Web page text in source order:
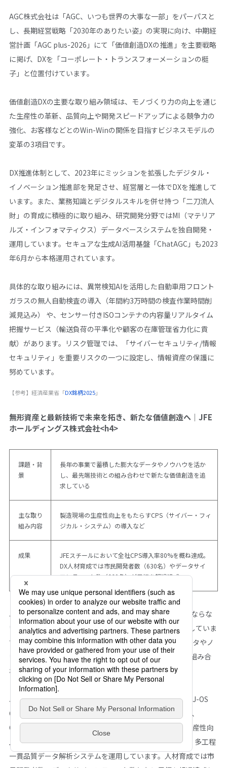
AGC株式会社は「AGC、いつも世界の大事な一部」をパーパスと
し、長期経営戦略「2030年のありたい姿」の実現に向け、中期経
営計画「AGC plus-2026」にて「価値創造DXの推進」を主要戦略
に掲げ、DXを「コーポレート・トランスフォーメーションの梃
子」と位置付けています。
価値創造DXの主要な取り組み領域は、モノづくり力の向上を通じ
た生産性の革新、品質向上や開発スピードアップによる競争力の
強化、お客様などとのWin-Winの関係を目指すビジネスモデルの
変革の3項目です。
DX推進体制として、2023年にミッションを拡張したデジタル・
イノベーション推進部を発足させ、経営層と一体でDXを推進して
います。また、業務知識とデジタルスキルを併せ持つ「二刀流人
財」の育成に積極的に取り組み、研究開発分野ではMI（マテリア
ルズ・インフォマティクス）データベースシステムを独自開発・
運用しています。セキュアな生成AI活用基盤「ChatAGC」も2023
年6月から本格運用されています。
具体的な取り組みには、異常検知AIを活用した自動車用フロント
ガラスの無人自動検査の導入（年間約3万時間の検査作業時間削
減見込み） や、センサー付きISOコンテナの内容量リアルタイム
把握サービス（輸送負荷の平準化や顧客の在庫管理省力化に貢
献）があります。リスク管理では、「サイバーセキュリティ/情報
セキュリティ」を重要リスクの一つに設定し、情報資産の保護に
努めています。
【参考】経済産業省「DX銘柄2025」
無形資産と最新技術で未来を拓き、新たな価値創造へ｜JFE
ホールディングス株式会社<h4>
課題・背
景
長年の事業で蓄積した膨大なデータやノウハウを活か
し、最先端技術との組み合わせで新たな価値創造を追
求している
主な取り
組み内容
製造現場の生産性向上をもたらすCPS（サイバー・フィ
ジカル・システム）の導入など
成果
JFEスチールにおいて全社CPS導入率80%を概ね達成。
DX人材育成では市民開発者数（630名）やデータサイ
エンティスト数（660名）が目標を超過達成
JFEグループは、社会の持続的発展に貢献する「なくてはならな
い」存在を目指し、DX戦略を重要な経営戦略として推進していま
す。鉄鋼、エンジニアリング、商社事業で蓄積されたデータやノ
ウハウといった無形資産を、AI、IoTなどの最先端技術と組み合
わせ、新たな価値を創造しています。
JFEスチールは、2024年4月にDX戦略本部を発足させ、「J-OS
Cloud」を構築しハイブリッド環境を活用。製造現場では、
CPS（サイバー・フィジカル・システム）の導入により生産性向
上を実現しました。また、「Chat JFE」などのAI活用や、多工程
一貫品質データ解析システムを運用しています。人材育成では市